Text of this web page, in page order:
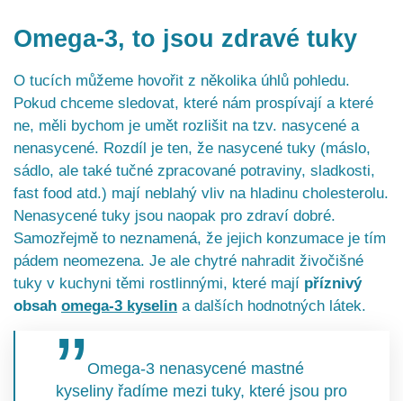
Omega-3, to jsou zdravé tuky
O tucích můžeme hovořit z několika úhlů pohledu.
Pokud chceme sledovat, které nám prospívají a které
ne, měli bychom je umět rozlišit na tzv. nasycené a
nenasycené. Rozdíl je ten, že nasycené tuky (máslo,
sádlo, ale také tučné zpracované potraviny, sladkosti,
fast food atd.) mají neblahý vliv na hladinu cholesterolu.
Nenasycené tuky jsou naopak pro zdraví dobré.
Samozřejmě to neznamená, že jejich konzumace je tím
pádem neomezena. Je ale chytré nahradit živočišné
tuky v kuchyni těmi rostlinnými, které mají příznivý
obsah omega-3 kyselin a dalších hodnotných látek.
Omega-3 nenasycené mastné
kyseliny řadíme mezi tuky, které jsou pro